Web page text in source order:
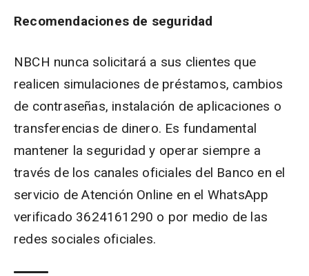
Recomendaciones de seguridad
NBCH nunca solicitará a sus clientes que
realicen simulaciones de préstamos, cambios
de contraseñas, instalación de aplicaciones o
transferencias de dinero. Es fundamental
mantener la seguridad y operar siempre a
través de los canales oficiales del Banco en el
servicio de Atención Online en el WhatsApp
verificado 3624161290 o por medio de las
redes sociales oficiales.